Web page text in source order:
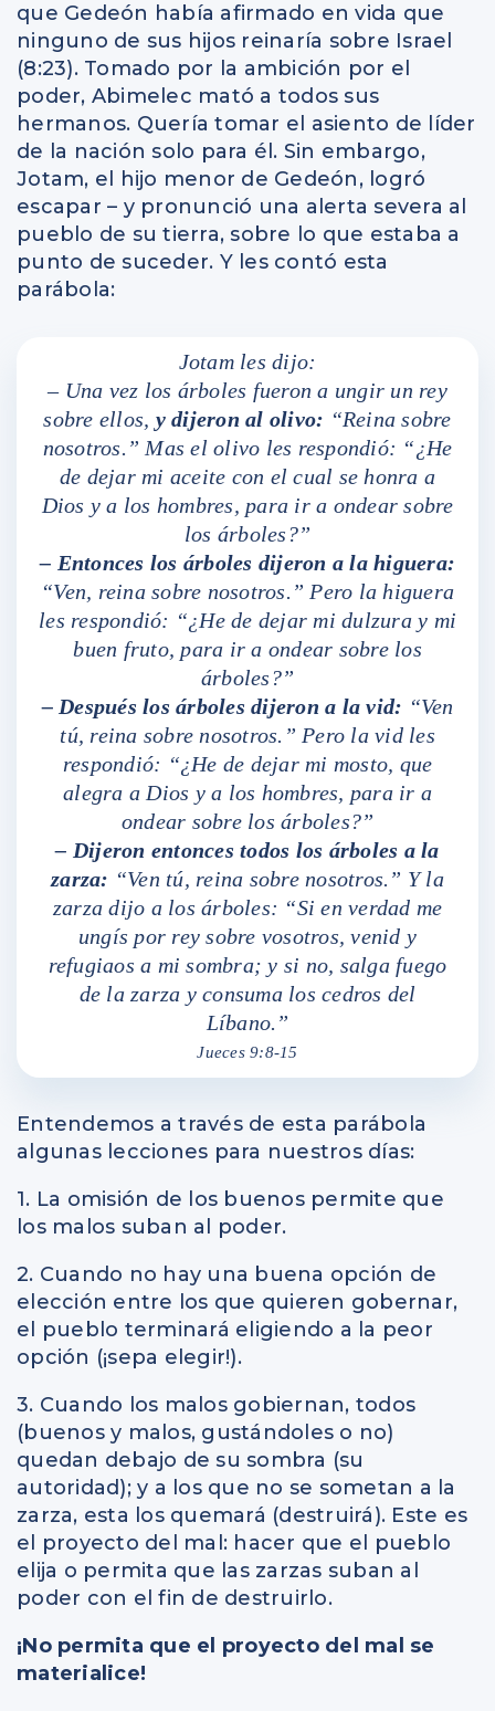
que Gedeón había afirmado en vida que
ninguno de sus hijos reinaría sobre Israel
(8:23). Tomado por la ambición por el
poder, Abimelec mató a todos sus
hermanos. Quería tomar el asiento de líder
de la nación solo para él. Sin embargo,
Jotam, el hijo menor de Gedeón, logró
escapar – y pronunció una alerta severa al
pueblo de su tierra, sobre lo que estaba a
punto de suceder. Y les contó esta
parábola:
Jotam les dijo:
– Una vez los árboles fueron a ungir un rey
sobre ellos, y dijeron al olivo: “Reina sobre
nosotros.” Mas el olivo les respondió: “¿He
de dejar mi aceite con el cual se honra a
Dios y a los hombres, para ir a ondear sobre
los árboles?”
– Entonces los árboles dijeron a la higuera:
“Ven, reina sobre nosotros.” Pero la higuera
les respondió: “¿He de dejar mi dulzura y mi
buen fruto, para ir a ondear sobre los
árboles?”
– Después los árboles dijeron a la vid: “Ven
tú, reina sobre nosotros.” Pero la vid les
respondió: “¿He de dejar mi mosto, que
alegra a Dios y a los hombres, para ir a
ondear sobre los árboles?”
– Dijeron entonces todos los árboles a la
zarza: “Ven tú, reina sobre nosotros.” Y la
zarza dijo a los árboles: “Si en verdad me
ungís por rey sobre vosotros, venid y
refugiaos a mi sombra; y si no, salga fuego
de la zarza y consuma los cedros del
Líbano.”
Jueces 9:8-15
Entendemos a través de esta parábola
algunas lecciones para nuestros días:
1. La omisión de los buenos permite que
los malos suban al poder.
2. Cuando no hay una buena opción de
elección entre los que quieren gobernar,
el pueblo terminará eligiendo a la peor
opción (¡sepa elegir!).
3. Cuando los malos gobiernan, todos
(buenos y malos, gustándoles o no)
quedan debajo de su sombra (su
autoridad); y a los que no se sometan a la
zarza, esta los quemará (destruirá). Este es
el proyecto del mal: hacer que el pueblo
elija o permita que las zarzas suban al
poder con el fin de destruirlo.
¡No permita que el proyecto del mal se
materialice!